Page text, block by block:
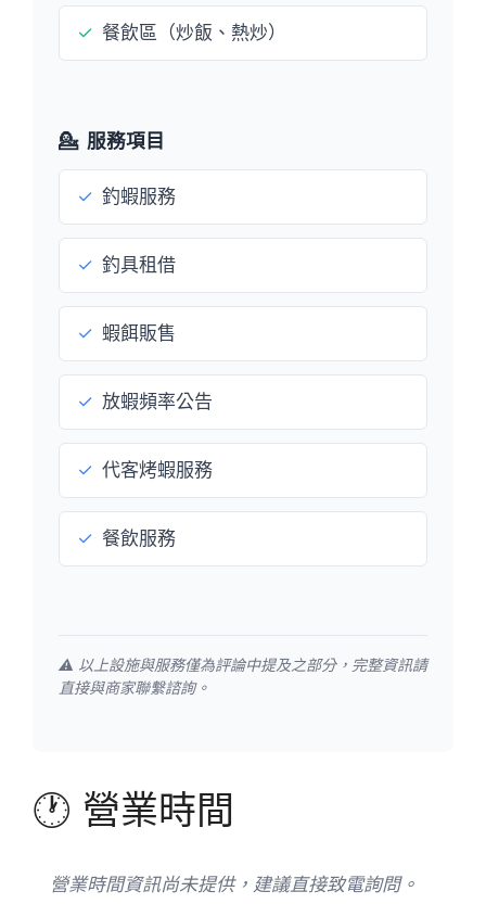
✓ 餐飲區（炒飯、熱炒）
💁 服務項目
✓ 釣蝦服務
✓ 釣具租借
✓ 蝦餌販售
✓ 放蝦頻率公告
✓ 代客烤蝦服務
✓ 餐飲服務
⚠️ 以上設施與服務僅為評論中提及之部分，完整資訊請
直接與商家聯繫諮詢。
🕐 營業時間
營業時間資訊尚未提供，建議直接致電詢問。